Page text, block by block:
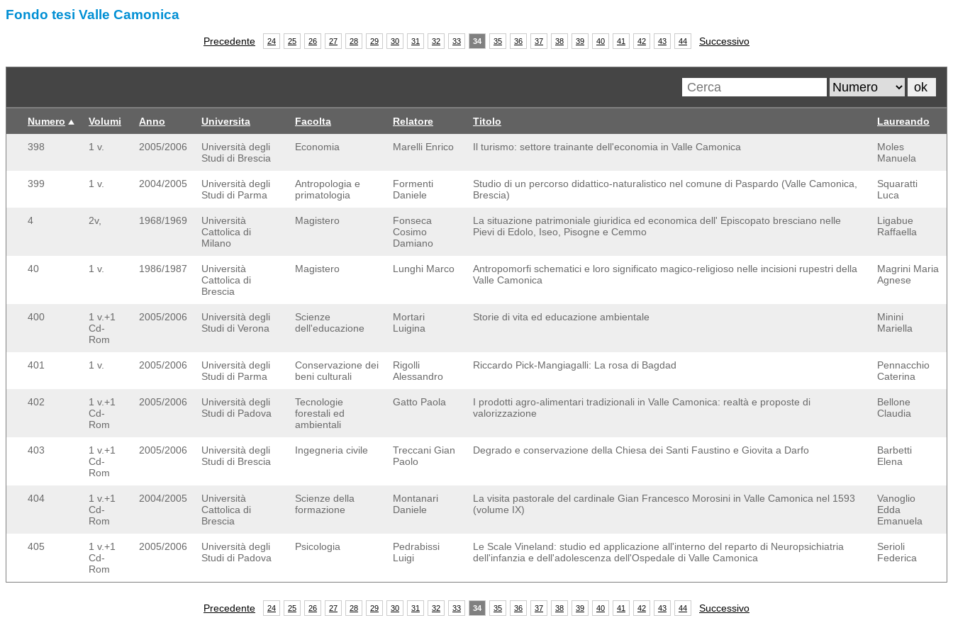
Fondo tesi Valle Camonica
Precedente 24 25 26 27 28 29 30 31 32 33 34 35 36 37 38 39 40 41 42 43 44 Successivo
Numero Volumi Anno Universita Facolta Relatore Titolo Laureando
398 1 v. 2005/2006
Università degli
Studi di Brescia
Economia Marelli Enrico Il turismo: settore trainante dell'economia in Valle Camonica
Moles
Manuela
399 1 v. 2004/2005
Università degli
Studi di Parma
Antropologia e
primatologia
Formenti
Daniele
Studio di un percorso didattico-naturalistico nel comune di Paspardo (Valle Camonica,
Brescia)
Squaratti
Luca
4 2v, 1968/1969
Università
Cattolica di
Milano
Magistero
Fonseca
Cosimo
Damiano
La situazione patrimoniale giuridica ed economica dell' Episcopato bresciano nelle
Pievi di Edolo, Iseo, Pisogne e Cemmo
Ligabue
Raffaella
40 1 v. 1986/1987
Università
Cattolica di
Brescia
Magistero Lunghi Marco
Antropomorfi schematici e loro significato magico-religioso nelle incisioni rupestri della
Valle Camonica
Magrini Maria
Agnese
400
1 v.+1
Cd-
Rom
2005/2006
Università degli
Studi di Verona
Scienze
dell'educazione
Mortari
Luigina
Storie di vita ed educazione ambientale
Minini
Mariella
401 1 v. 2005/2006
Università degli
Studi di Parma
Conservazione dei
beni culturali
Rigolli
Alessandro
Riccardo Pick-Mangiagalli: La rosa di Bagdad
Pennacchio
Caterina
402
1 v.+1
Cd-
Rom
2005/2006
Università degli
Studi di Padova
Tecnologie
forestali ed
ambientali
Gatto Paola
I prodotti agro-alimentari tradizionali in Valle Camonica: realtà e proposte di
valorizzazione
Bellone
Claudia
403
1 v.+1
Cd-
Rom
2005/2006
Università degli
Studi di Brescia
Ingegneria civile
Treccani Gian
Paolo
Degrado e conservazione della Chiesa dei Santi Faustino e Giovita a Darfo
Barbetti
Elena
404
1 v.+1
Cd-
Rom
2004/2005
Università
Cattolica di
Brescia
Scienze della
formazione
Montanari
Daniele
La visita pastorale del cardinale Gian Francesco Morosini in Valle Camonica nel 1593
(volume IX)
Vanoglio
Edda
Emanuela
405
1 v.+1
Cd-
Rom
2005/2006
Università degli
Studi di Padova
Psicologia
Pedrabissi
Luigi
Le Scale Vineland: studio ed applicazione all'interno del reparto di Neuropsichiatria
dell'infanzia e dell'adolescenza dell'Ospedale di Valle Camonica
Serioli
Federica
Precedente 24 25 26 27 28 29 30 31 32 33 34 35 36 37 38 39 40 41 42 43 44 Successivo